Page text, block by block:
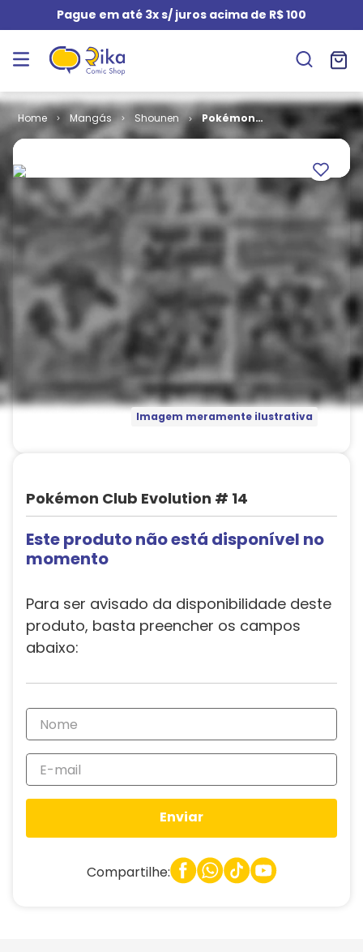
Pague em até 3x s/ juros acima de R$ 100
Mangás Shounen
Pokémon
Club Evolution
Imagem meramente ilustrativa
Pokémon Club Evolution # 14
Este produto não está disponível no
momento
Para ser avisado da disponibilidade deste
produto, basta preencher os campos
abaixo:
Enviar
Compartilhe: